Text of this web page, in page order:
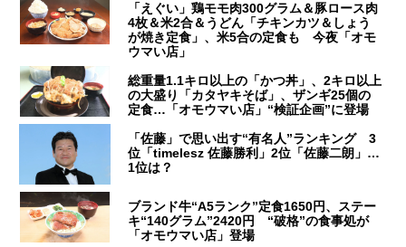
「えぐい」鶏モモ肉300グラム＆豚ロース肉
4枚＆米2合＆うどん「チキンカツ＆しょう
が焼き定食」、米5合の定食も 今夜「オモ
ウマい店」
総重量1.1キロ以上の「かつ丼」、2キロ以上
の大盛り「カタヤキそば」、ザンギ25個の
定食…「オモウマい店」“検証企画”に登場
「佐藤」で思い出す“有名人”ランキング 3
位「timelesz 佐藤勝利」2位「佐藤二朗」…
1位は？
ブランド牛“A5ランク”定食1650円、ステー
キ“140グラム”2420円 “破格”の食事処が
「オモウマい店」登場